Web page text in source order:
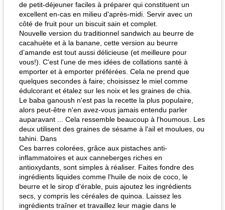
de petit-déjeuner faciles à préparer qui constituent un
excellent en-cas en milieu d'après-midi. Servir avec un
côté de fruit pour un biscuit sain et complet.
Nouvelle version du traditionnel sandwich au beurre de
cacahuète et à la banane, cette version au beurre
d’amande est tout aussi délicieuse (et meilleure pour
vous!). C'est l'une de mes idées de collations santé à
emporter et à emporter préférées. Cela ne prend que
quelques secondes à faire; choisissez le miel comme
édulcorant et étalez sur les noix et les graines de chia.
Le baba ganoush n'est pas la recette la plus populaire,
alors peut-être n'en avez-vous jamais entendu parler
auparavant ... Cela ressemble beaucoup à l'houmous. Les
deux utilisent des graines de sésame à l'ail et moulues, ou
tahini. Dans
Ces barres colorées, grâce aux pistaches anti-
inflammatoires et aux canneberges riches en
antioxydants, sont simples à réaliser. Faites fondre des
ingrédients liquides comme l'huile de noix de coco, le
beurre et le sirop d'érable, puis ajoutez les ingrédients
secs, y compris les céréales de quinoa. Laissez les
ingrédients traîner et travaillez leur magie dans le